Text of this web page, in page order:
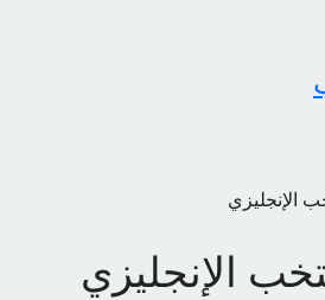
الإنجليزي
الإنجليزي